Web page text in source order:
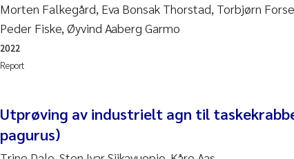
Asle Økelsrud
Liv Bente Skancke
André Staalstrøm
Morten Falkegård, Eva Bonsak Thorstad, Torbjørn
Peder Fiske, Øyvind Aaberg Garmo
Report
2022
Utprøving av industrielt agn til
pagurus)